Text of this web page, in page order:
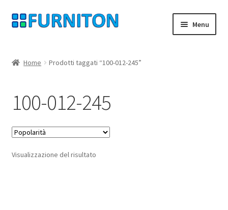
Vai
alla
Vai
al
Menu
Protezione dei dati
Diritto di recesso
Contatta
Home Prodotti taggati “100-012-245”
100-012-245
Visualizzazione del risultato